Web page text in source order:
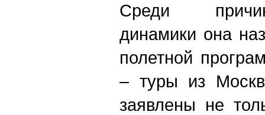
Среди
динамики она
полетной
– туры из
заявлены не